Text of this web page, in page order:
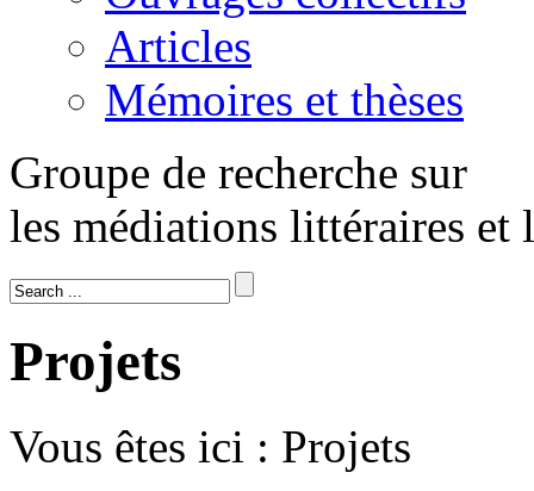
Articles
Mémoires et thèses
Groupe de recherche sur
les médiations littéraires et
Projets
Vous êtes ici : Projets